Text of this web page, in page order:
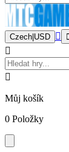
Czech USD
Můj košík
0 Položky